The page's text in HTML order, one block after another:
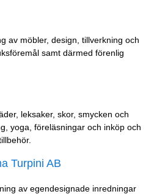
av möbler, design, tillverkning och
samt därmed förenlig
leksaker, skor, smycken och
yoga, föreläsningar och inköp och
Turpini AB
av egendesignade inredningar